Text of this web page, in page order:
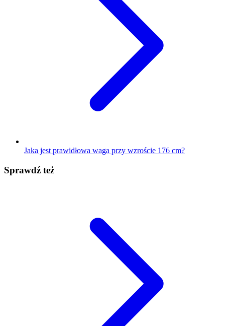
Jaka jest prawidłowa waga przy wzroście 176 cm?
Sprawdź też